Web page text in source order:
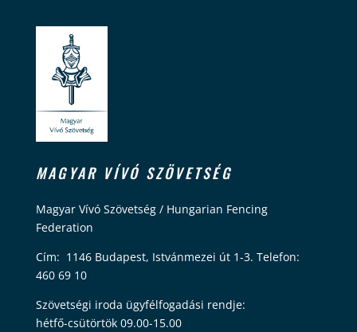
MAGYAR VÍVÓ SZÖVETSÉG
Magyar Vívó Szövetség / Hungarian Fencing
Federation
Cím: 1146 Budapest, Istvánmezei út 1-3. Telefon:
460 69 10
Szövetségi iroda ügyfélfogadási rendje:
hétfő-csütörtök 09.00-15.00